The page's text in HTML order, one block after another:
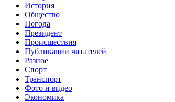
История
Общество
Погода
Президент
Происшествия
Публикации читателей
Разное
Спорт
Транспорт
Фото и видео
Экономика